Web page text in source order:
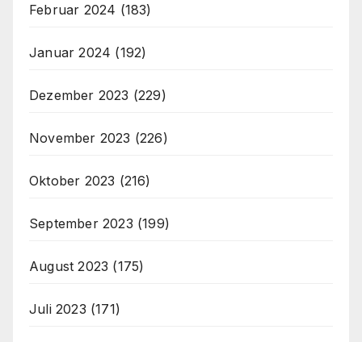
Februar 2024 (183)
Januar 2024 (192)
Dezember 2023 (229)
November 2023 (226)
Oktober 2023 (216)
September 2023 (199)
August 2023 (175)
Juli 2023 (171)